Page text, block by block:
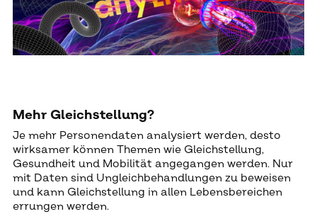
Mehr Gleichstellung?
Je mehr Personendaten analysiert werden, desto
wirksamer können Themen wie Gleichstellung,
Gesundheit und Mobilität angegangen werden. Nur
mit Daten sind Ungleichbehandlungen zu beweisen
und kann Gleichstellung in allen Lebensbereichen
errungen werden.